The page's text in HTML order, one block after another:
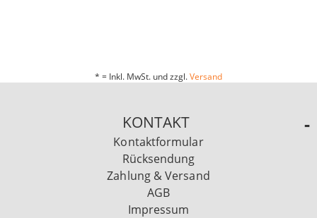
* = Inkl. MwSt. und zzgl.Versand
KONTAKT
Kontaktformular
Rücksendung
Zahlung & Versand
AGB
Impressum